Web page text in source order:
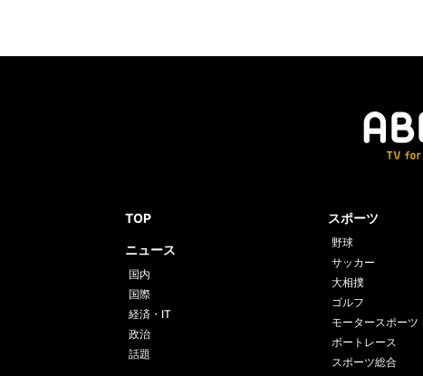
TOP
ニュース
国内
国際
経済・IT
政治
話題
スポーツ
野球
サッカー
大相撲
ゴルフ
モータースポーツ
ボートレース
スポーツ総合